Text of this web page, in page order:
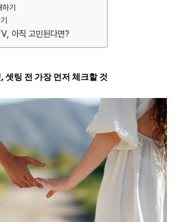
기
아직 고민된다면?
셋팅 전 가장 먼저 체크할 것